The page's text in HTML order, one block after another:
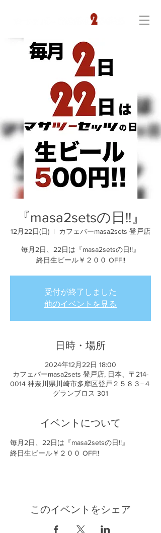
『masa2setsの日!!』
12月22日(日)
  |
カフェバーmasa2sets 登戸店
毎月2日、22日は『masa2setsの日!!』
終日生ビール￥２００ OFF!!
受付が終了しました
他のイベントを見る
日時・場所
2024年12月22日 18:00
カフェバーmasa2sets 登戸店, 日本、〒214-
0014 神奈川県川崎市多摩区登戸２５８３−４
グランブロス 301
イベントについて
毎月2日、22日は『masa2setsの日!!』
終日生ビール￥２００ OFF!!
このイベントをシェア